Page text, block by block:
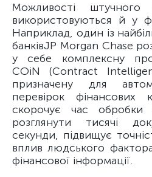
Можливості штучного
використовуються й у
Наприклад, один із
банківJP Morgan Chase
у себе комплексну
COiN (Contract
призначену для
перевірок фінансових
скорочує час обробки
розглянути тисячі
секунди, підвищує
вплив людського
фінансової інформації.